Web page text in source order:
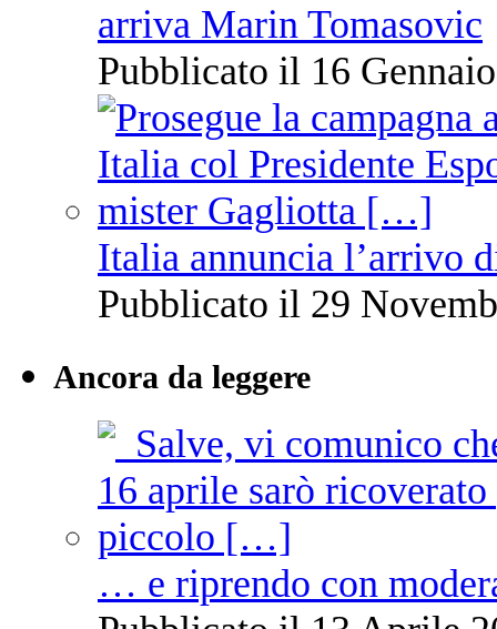
arriva Marin Tomasovic
Pubblicato il 16
Italia annuncia l’arrivo
Pubblicato il 29
Ancora da leggere
… e riprendo con